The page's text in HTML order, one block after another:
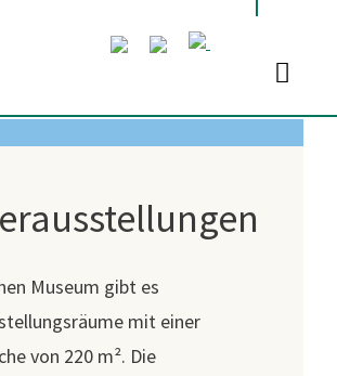
Museum gibt es
mit einer
von 220 m². Die